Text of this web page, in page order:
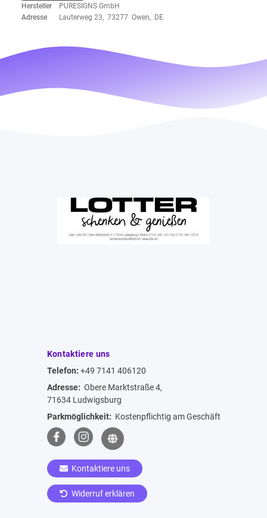
Hersteller
PURESIGNS GmbH
Adresse
Lauterweg 23, 73277 Owen, DE
Kontaktiere uns
Telefon: +49 7141 406120
Adresse: Obere Marktstraße 4,
71634 Ludwigsburg
Parkmöglichkeit: Kostenpflichtig am Geschäft
Kontaktiere uns
Widerruf erklären